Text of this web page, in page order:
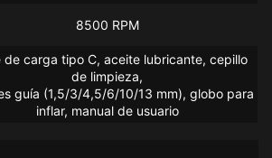
8500 RPM
de carga tipo C, aceite lubricante, cepillo
de limpieza,
guía (1,5/3/4,5/6/10/13 mm), globo para
inflar, manual de usuario